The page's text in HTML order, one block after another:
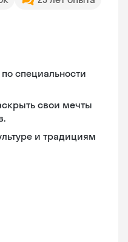
специальности
свои мечты
и традициям